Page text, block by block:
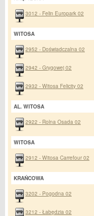
3012 - Felin Europark 02
WITOSA
2952 - Doświadczalna 02
2942 - Grygowej 02
2932 - Witosa Felicity 02
AL. WITOSA
2922 - Rolna Osada 02
WITOSA
2912 - Witosa Carrefour 02
KRAŃCOWA
3202 - Pogodna 02
3212 - Łabędzia 02